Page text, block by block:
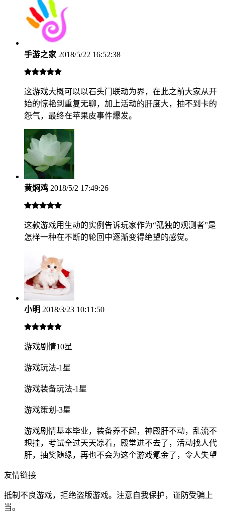
手游之家 2018/5/22 16:52:38
这游戏大概可以以石头门联动为界，在此之前大家从开
始的惊艳到重复无聊，加上活动的肝度大，抽不到卡的
怨气，最终在苹果皮事件爆发。
黄焖鸡 2018/5/2 17:49:26
这款游戏用生动的实例告诉玩家作为“孤独的观测者”是
怎样一种在不断的轮回中逐渐变得绝望的感觉。
小明 2018/3/23 10:11:50
游戏剧情10星
游戏玩法-1星
游戏装备玩法-1星
游戏策划-3星
游戏剧情基本毕业，装备养不起，神殿肝不动，乱流不
想挂，考试全过天天凉着，殿堂进不去了，活动找人代
肝，抽奖随缘，再也不会为这个游戏氪金了，令人失望
友情链接
抵制不良游戏，拒绝盗版游戏。注意自我保护，谨防受骗上
当。